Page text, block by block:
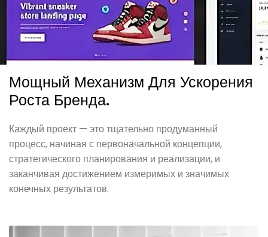
Мощный Механизм Для Ускорения
Роста Бренда.
Каждый проект — это тщательно продуманный
процесс, начиная с первоначальной концепции,
стратегического планирования и реализации, и
заканчивая достижением измеримых и значимых
конечных результатов.